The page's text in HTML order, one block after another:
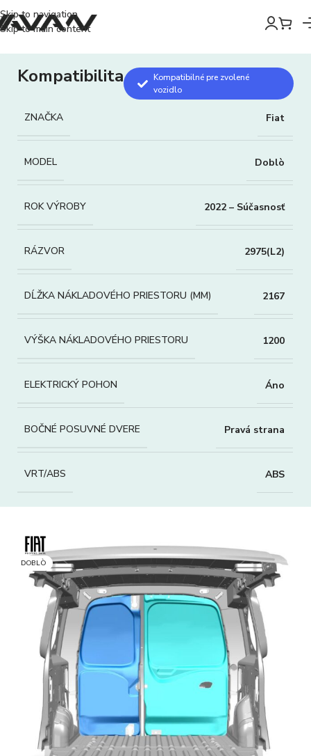
Skip to navigation
Skip to main content
Kompatibilita
Kompatibilné pre zvolené
vozidlo
ZNAČKA Fiat
MODEL Doblò
ROK VÝROBY 2022 – Súčasnosť
RÁZVOR 2975(L2)
DĹŽKA NÁKLADOVÉHO PRIESTORU (MM) 2167
VÝŠKA NÁKLADOVÉHO PRIESTORU 1200
ELEKTRICKÝ POHON Áno
BOČNÉ POSUVNÉ DVERE Pravá strana
VRT/ABS ABS
DOBLÒ